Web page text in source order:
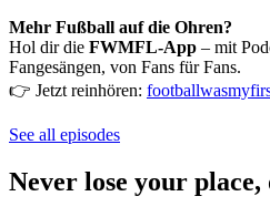
Mehr Fußball auf die Ohren?
Hol dir die FWMFL-App – mit
Fangesängen, von Fans für Fans.
👉 Jetzt reinhören:
See all episodes
Never lose your place,